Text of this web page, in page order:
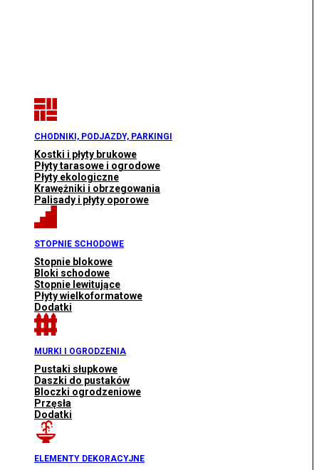
CHODNIKI, PODJAZDY, PARKINGI
Kostki i płyty brukowe
Płyty tarasowe i ogrodowe
Płyty ekologiczne
Krawężniki i obrzegowania
Palisady i płyty oporowe
STOPNIE SCHODOWE
Stopnie blokowe
Bloki schodowe
Stopnie lewitujące
Płyty wielkoformatowe
Dodatki
MURKI I OGRODZENIA
Pustaki słupkowe
Daszki do pustaków
Bloczki ogrodzeniowe
Przęsła
Dodatki
ELEMENTY DEKORACYJNE